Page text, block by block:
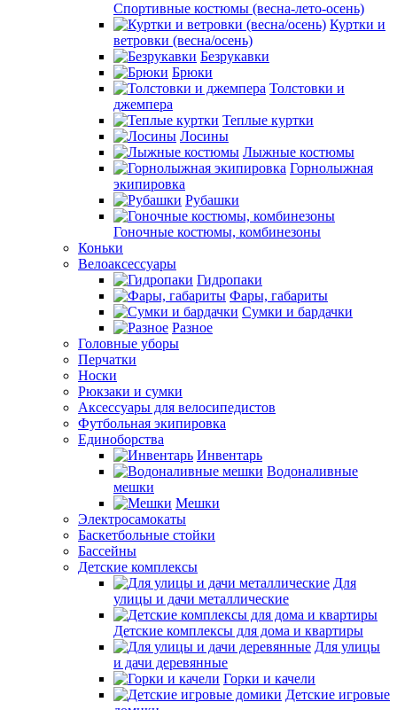
Спортивные костюмы (весна-лето-осень)
Куртки и
ветровки (весна/осень)
Безрукавки
Брюки
Толстовки и
джемпера
Теплые куртки
Лосины
Лыжные костюмы
Горнолыжная
экипировка
Рубашки
Гоночные костюмы, комбинезоны
Коньки
Велоаксессуары
Гидропаки
Фары, габариты
Сумки и бардачки
Разное
Головные уборы
Перчатки
Носки
Рюкзаки и сумки
Аксессуары для велосипедистов
Футбольная экипировка
Единоборства
Инвентарь
Водоналивные
мешки
Мешки
Электросамокаты
Баскетбольные стойки
Бассейны
Детские комплексы
Для
улицы и дачи металлические
Детские комплексы для дома и квартиры
Для улицы
и дачи деревянные
Горки и качели
Детские игровые